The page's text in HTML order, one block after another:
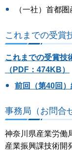
（一社）首都
これまでの受賞
これまでの受賞技
（PDF：474KB）
前回（第40回
事務局（お問合
神奈川県産業労働
産業振興課技術開